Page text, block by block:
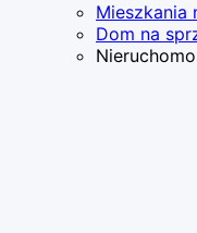
Mieszkania
Dom na